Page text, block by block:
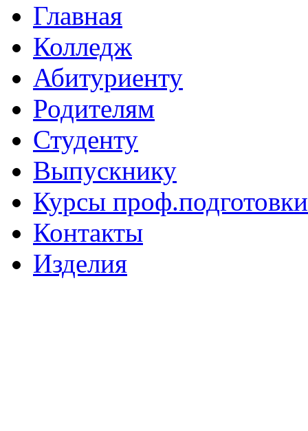
Главная
Колледж
Абитуриенту
Родителям
Студенту
Выпускнику
Курсы проф.подготовки
Контакты
Изделия